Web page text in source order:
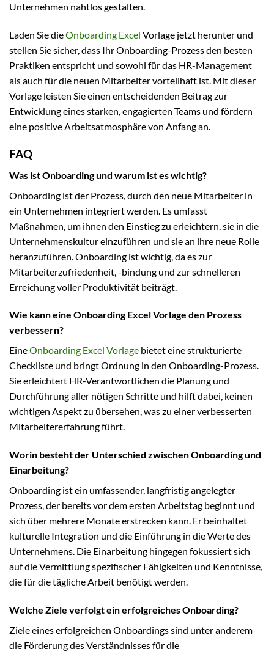
Unternehmen nahtlos gestalten.
Laden Sie dieOnboarding Excel Vorlage jetzt herunter und
stellen Sie sicher, dass Ihr Onboarding-Prozess den besten
Praktiken entspricht und sowohl für das HR-Management
als auch für die neuen Mitarbeiter vorteilhaft ist. Mit dieser
Vorlage leisten Sie einen entscheidenden Beitrag zur
Entwicklung eines starken, engagierten Teams und fördern
eine positive Arbeitsatmosphäre von Anfang an.
FAQ
Was ist Onboarding und warum ist es wichtig?
Onboarding ist der Prozess, durch den neue Mitarbeiter in
ein Unternehmen integriert werden. Es umfasst
Maßnahmen, um ihnen den Einstieg zu erleichtern, sie in die
Unternehmenskultur einzuführen und sie an ihre neue Rolle
heranzuführen. Onboarding ist wichtig, da es zur
Mitarbeiterzufriedenheit, -bindung und zur schnelleren
Erreichung voller Produktivität beiträgt.
Wie kann eine Onboarding Excel Vorlage den Prozess
verbessern?
EineOnboarding Excel Vorlage bietet eine strukturierte
Checkliste und bringt Ordnung in den Onboarding-Prozess.
Sie erleichtert HR-Verantwortlichen die Planung und
Durchführung aller nötigen Schritte und hilft dabei, keinen
wichtigen Aspekt zu übersehen, was zu einer verbesserten
Mitarbeitererfahrung führt.
Worin besteht der Unterschied zwischen Onboarding und
Einarbeitung?
Onboarding ist ein umfassender, langfristig angelegter
Prozess, der bereits vor dem ersten Arbeitstag beginnt und
sich über mehrere Monate erstrecken kann. Er beinhaltet
kulturelle Integration und die Einführung in die Werte des
Unternehmens. Die Einarbeitung hingegen fokussiert sich
auf die Vermittlung spezifischer Fähigkeiten und Kenntnisse,
die für die tägliche Arbeit benötigt werden.
Welche Ziele verfolgt ein erfolgreiches Onboarding?
Ziele eines erfolgreichen Onboardings sind unter anderem
die Förderung des Verständnisses für die